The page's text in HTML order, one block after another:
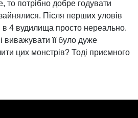
то потрібно добре годувати
Після перших уловів
4 вудилища просто нереально.
виважувати її було дуже
цих монстрів? Тоді приємного